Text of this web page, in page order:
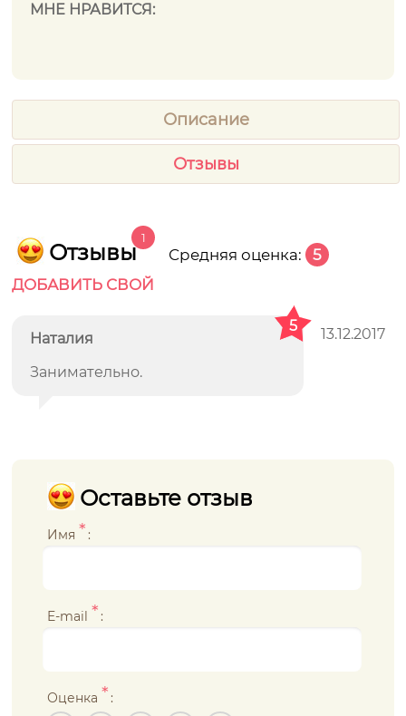
МНЕ НРАВИТСЯ:
Описание
Отзывы
Отзывы
1
Средняя оценка: 5
ДОБАВИТЬ СВОЙ
Наталия 13.12.2017
5
Занимательно.
Оставьте отзыв
Имя * :
E-mail * :
Оценка * :